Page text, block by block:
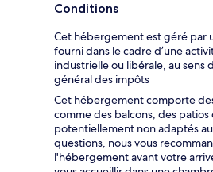
Conditions
Cet hébergement est géré par
fourni dans le cadre d’une
industrielle ou libérale, au sens
général des impôts
Cet hébergement comporte
comme des balcons, des patios
potentiellement non adaptés
questions, nous vous
l'hébergement avant votre